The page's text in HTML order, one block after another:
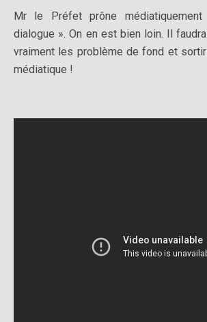
Mr le Préfet prône
dialogue ». On en est bien loin. Il
vraiment les problème de fond et
médiatique !